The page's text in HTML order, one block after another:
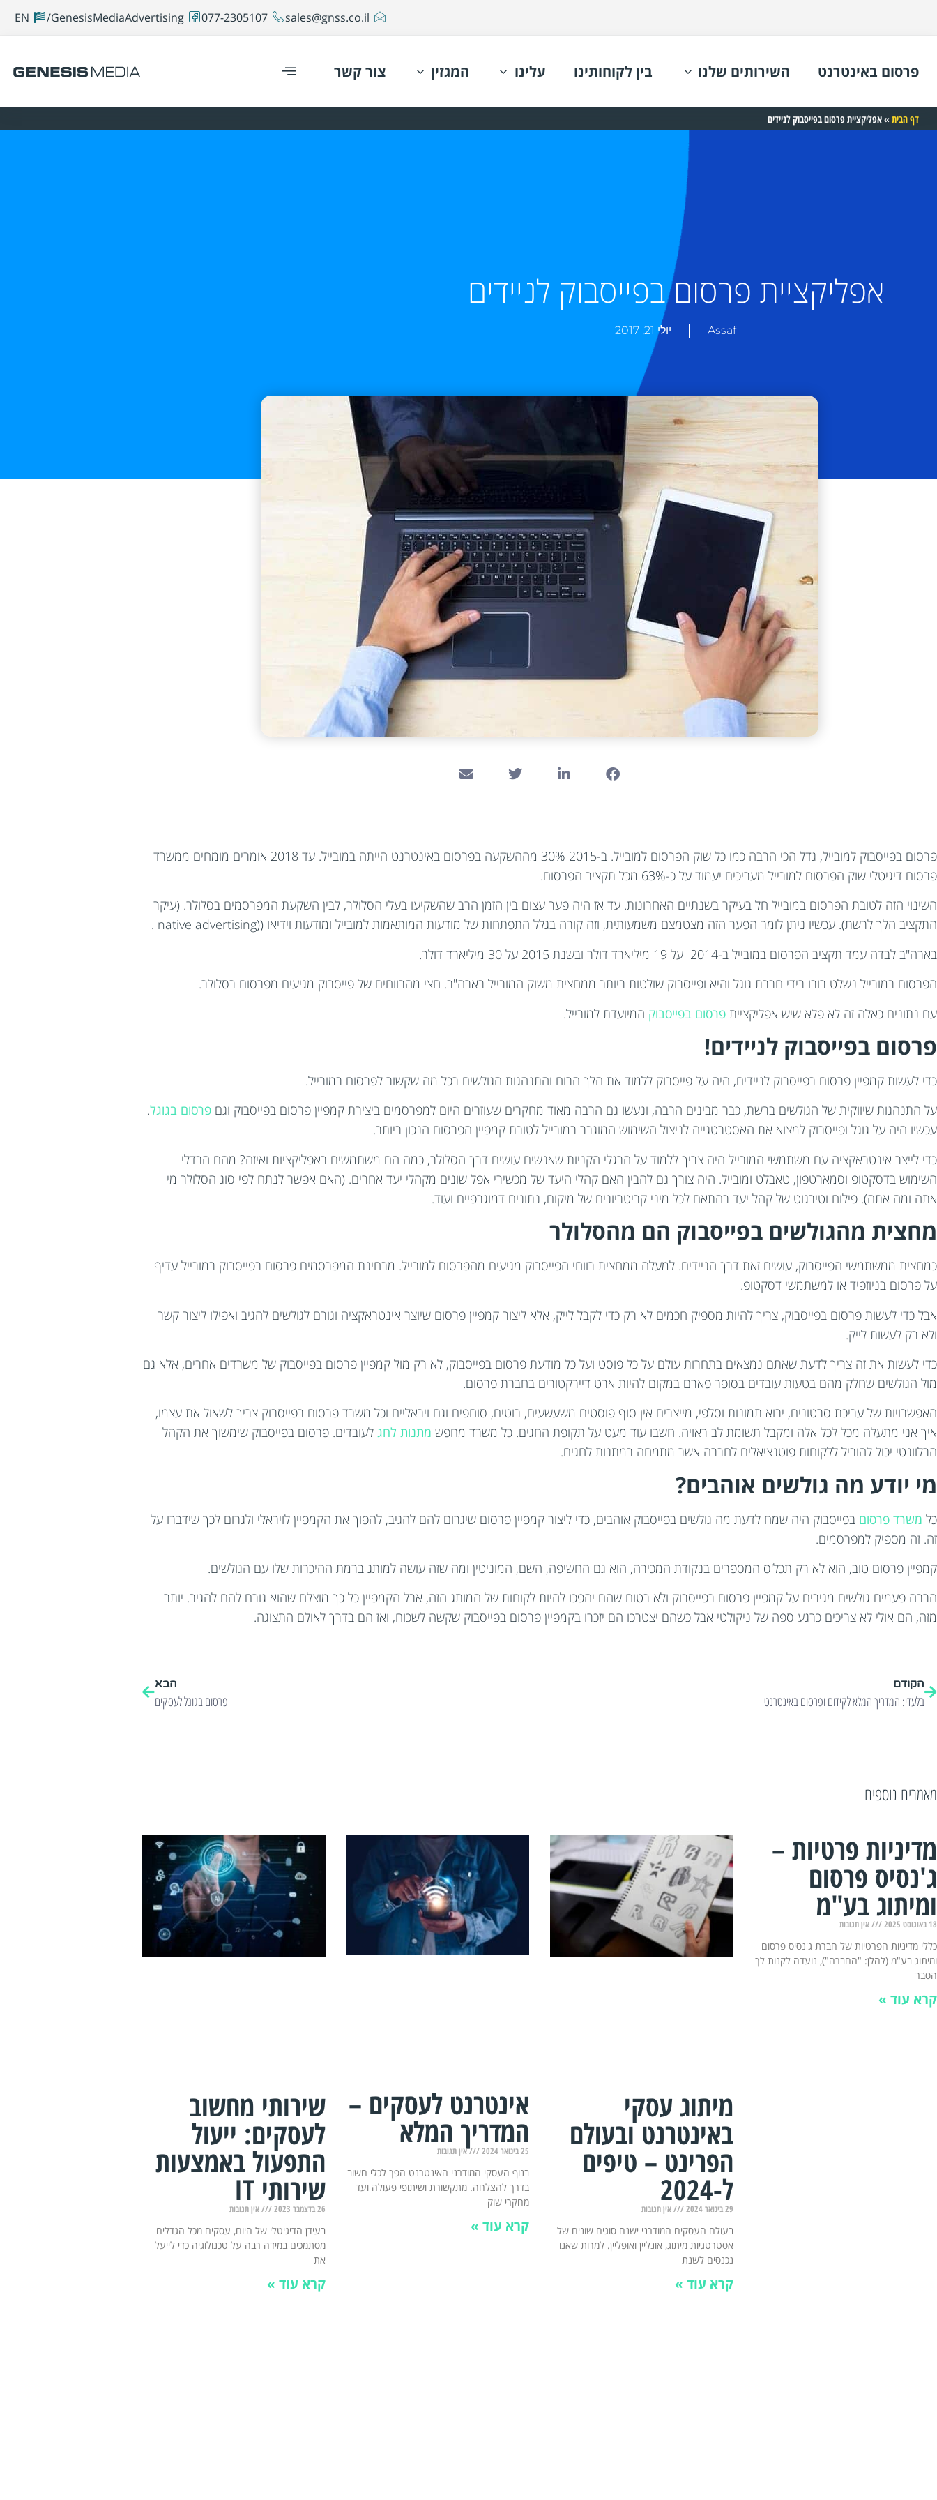
sales@gnss.co.il
077-2305107
GenesisMediaAdvertising/
EN
פרסום באינטרנט השירותים שלנו בין לקוחותינו עלינו המגזין צור קשר
דף הבית »אפליקציית פרסום בפייסבוק לניידים
אפליקציית פרסום בפייסבוק לניידים
Assaf יולי 21, 2017
פרסום בפייסבוק למובייל, גדל הכי הרבה כמו כל שוק הפרסום למובייל. ב-2015 30% מההשקעה בפרסום באינטרנט הייתה במובייל. עד 2018 אומרים מומחים ממשרד
פרסום דיגיטלי שוק הפרסום למובייל מעריכים יעמוד על כ-63% מכל תקציב הפרסום.
השינוי הזה לטובת הפרסום במובייל חל בעיקר בשנתיים האחרונות. עד אז היה פער עצום בין הזמן הרב שהשקיעו בעלי הסלולר, לבין השקעת המפרסמים בסלולר. (עיקר
התקציב הלך לרשת). עכשיו ניתן לומר הפער הזה מצטמצם משמעותית, וזה קורה בגלל התפתחות של מודעות המותאמות למובייל ומודעות וידיאו ((native advertising .
בארה"ב לבדה עמד תקציב הפרסום במובייל ב-2014 על 19 מיליארד דולר ובשנת 2015 על 30 מיליארד דולר.
הפרסום במובייל נשלט רובו בידי חברת גוגל והיא ופייסבוק שולטות ביותר ממחצית משוק המובייל בארה"ב. חצי מהרווחים של פייסבוק מגיעים מפרסום בסלולר.
עם נתונים כאלה זה לא פלא שיש אפליקציית פרסום בפייסבוק המיועדת למובייל.
פרסום בפייסבוק לניידים!
כדי לעשות קמפיין פרסום בפייסבוק לניידים, היה על פייסבוק ללמוד את הלך הרוח והתנהגות הגולשים בכל מה שקשור לפרסום במובייל.
על התנהגות שיווקית של הגולשים ברשת, כבר מבינים הרבה, ונעשו גם הרבה מאוד מחקרים שעוזרים היום למפרסמים ביצירת קמפיין פרסום בפייסבוק וגם פרסום בגוגל.
עכשיו היה על גוגל ופייסבוק למצוא את האסטרטגייה לניצול השימוש המוגבר במובייל לטובת קמפיין הפרסום הנכון ביותר.
כדי לייצר אינטראקציה עם משתמשי המובייל היה צריך ללמוד על הרגלי הקניות שאנשים עושים דרך הסלולר, כמה הם משתמשים באפליקציות ואיזה? מהם הבדלי
השימוש בדסקטופ וסמארטפון, טאבלט ומובייל. היה צורך גם להבין האם קהלי היעד של מכשירי אפל שונים מקהלי יעד אחרים. (האם אפשר לנתח לפי סוג הסלולר מי
אתה ומה אתה). פילוח וטירגוט של קהל יעד בהתאם לכל מיני קריטריונים של מיקום, נתונים דמוגרפיים ועוד.
מחצית מהגולשים בפייסבוק הם מהסלולר
כמחצית ממשתמשי הפייסבוק, עושים זאת דרך הניידים. למעלה ממחצית רווחי הפייסבוק מגיעים מהפרסום למובייל. מבחינת המפרסמים פרסום בפייסבוק במובייל עדיף
על פרסום בניוזפיד או למשתמשי דסקטופ.
אבל כדי לעשות פרסום בפייסבוק, צריך להיות מספיק חכמים לא רק כדי לקבל לייק, אלא ליצור קמפיין פרסום שיוצר אינטראקציה וגורם לגולשים להגיב ואפילו ליצור קשר
ולא רק לעשות לייק.
כדי לעשות את זה צריך לדעת שאתם נמצאים בתחרות עולם על כל פוסט ועל כל מודעת פרסום בפייסבוק, לא רק מול קמפיין פרסום בפייסבוק של משרדים אחרים, אלא גם
מול הגולשים שחלק מהם בטעות עובדים בסופר פארם במקום להיות ארט דיירקטורים בחברת פרסום.
האפשרויות של עריכת סרטונים, יבוא תמונות וסלפי, מייצרים אין סוף פוסטים משעשעים, בוטים, סוחפים וגם ויראליים וכל משרד פרסום בפייסבוק צריך לשאול את עצמו,
איך אני מתעלה מכל לכל אלה ומקבל תשומת לב ראויה. חשבו עוד מעט על תקופת החגים. כל משרד מחפש מתנות לחג לעובדים. פרסום בפייסבוק שימשוך את הקהל
הרלוונטי יכול להוביל ללקוחות פוטנציאלים לחברה אשר מתמחה במתנות לחגים.
מי יודע מה גולשים אוהבים?
כל משרד פרסום בפייסבוק היה שמח לדעת מה גולשים בפייסבוק אוהבים, כדי ליצור קמפיין פרסום שיגרום להם להגיב, להפוך את הקמפיין לויראלי ולגרום לכך שידברו על
זה. זה מספיק למפרסמים.
קמפיין פרסום טוב, הוא לא רק תכל'ס המספרים בנקודת המכירה, הוא גם החשיפה, השם, המוניטין ומה שזה עושה למותג ברמת ההיכרות שלו עם הגולשים.
הרבה פעמים גולשים מגיבים על קמפיין פרסום בפייסבוק ולא בטוח שהם יהפכו להיות לקוחות של המותג הזה, אבל הקמפיין כל כך מוצלח שהוא גורם להם להגיב. יותר
מזה, הם אולי לא צריכים כרגע ספה של ניקולטי אבל כשהם יצטרכו הם יזכרו בקמפיין פרסום בפייסבוק שקשה לשכוח, ואז הם בדרך לאולם התצוגה.
הקודם
בלעדי: המדריך המלא לקידום ופרסום באינטרנט
הבא
פרסום בגוגל לעסקים
מאמרים נוספים
מדיניות פרטיות –
ג'נסיס פרסום
ומיתוג בע"מ
18 באוגוסט 2025 אין תגובות
כללי מדיניות הפרטיות של חברת ג'נסיס פרסום
ומיתוג בע"מ (להלן: "החברה"), נועדה לקנות לך
הסבר
קרא עוד »
מיתוג עסקי
באינטרנט ובעולם
הפרינט – טיפים
ל-2024
29 בינואר 2024 אין תגובות
בעולם העסקים המודרני ישנם סוגים שונים של
אסטרטגיות מיתוג, אונליין ואופליין. למרות שאנו
נכנסים לשנת
קרא עוד »
אינטרנט לעסקים –
המדריך המלא
25 בינואר 2024 אין תגובות
בנוף העסקי המודרני האינטרנט הפך לכלי חשוב
בדרך להצלחה. מתקשורת ושיתופי פעולה ועד
מחקרי שוק
קרא עוד »
שירותי מחשוב
לעסקים: ייעול
התפעול באמצעות
שירותי IT
26 בדצמבר 2023 אין תגובות
בעידן הדיגיטלי של היום, עסקים מכל הגדלים
מסתמכים במידה רבה על טכנולוגיה כדי לייעל
את
קרא עוד »